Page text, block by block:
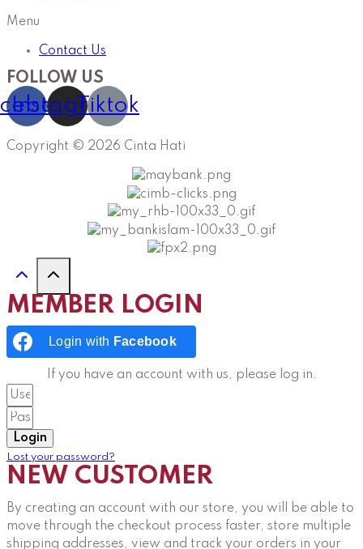
Menu
Contact Us
FOLLOW US
Instagram
Tiktok
Copyright © 2026 Cinta Hati
MEMBER LOGIN
Login with Facebook
If you have an account with us, please log in.
Login
Lost your password?
NEW CUSTOMER
By creating an account with our store, you will be able to
move through the checkout process faster, store multiple
shipping addresses, view and track your orders in your